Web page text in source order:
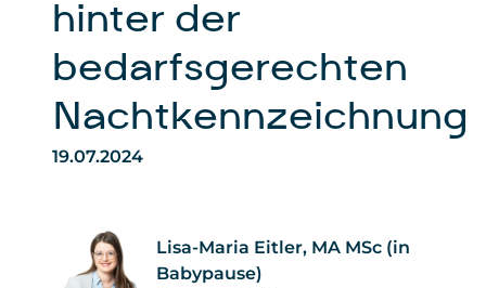
hinter der
bedarfsgerechten
Nachtkennzeichnung
19.07.2024
Lisa-Maria Eitler, MA MSc (in
Babypause)